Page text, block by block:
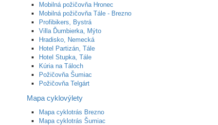
Mobilná požičovňa Hronec
Mobilná požičovňa Tále - Brezno
Profibikers, Bystrá
Villa Ďumbierka, Mýto
Hradisko, Nemecká
Hotel Partizán, Tále
Hotel Stupka, Tále
Kúria na Táloch
Požičovňa Šumiac
Požičovňa Telgárt
Mapa cyklovýlety
Mapa cyklotrás Brezno
Mapa cyklotrás Šumiac